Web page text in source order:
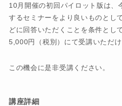
10月開催の初回パイロット版は、
するセミナーをより良いものとし
どに回答いただくことを条件とし
5,000円（税別）にて受講いただけ
この機会に是非受講ください。
講座詳細